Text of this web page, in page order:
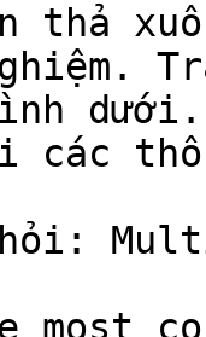
thả
các